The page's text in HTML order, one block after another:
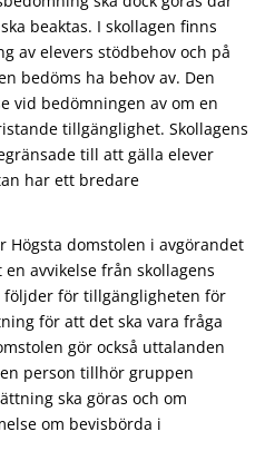
beaktas. I skollagen finns
av elevers stödbehov och på
bedöms ha behov av. Den
vid bedömningen av om en
tillgänglighet. Skollagens
till att gälla elever
har ett bredare
Högsta domstolen i avgörandet
avvikelse från skollagens
för tillgängligheten för
för att det ska vara fråga
gör också uttalanden
person tillhör gruppen
ska göras och om
om bevisbörda i